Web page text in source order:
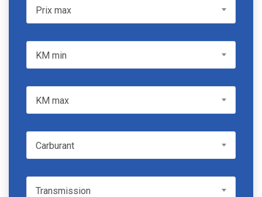
Prix maxPrix max
KM min
KM max
CarburantCarburant
TransmissionTransmission